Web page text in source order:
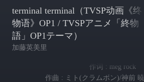
terminal terminal（TVSP动画《终
物语》OP1 / TVSPアニメ「終物
語」OP1テーマ）
加藤英美里
作词 : meg rock
作曲 : ミト(クラムボン)/神前